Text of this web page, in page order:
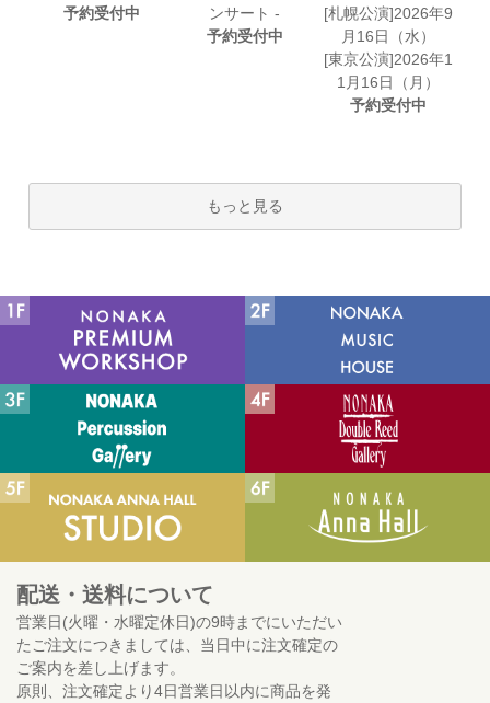
予約受付中
ンサート -
予約受付中
[札幌公演]2026年9
月16日（水）
[東京公演]2026年1
1月16日（月）
予約受付中
もっと見る
配送・送料について
営業日(火曜・水曜定休日)の9時までにいただい
たご注文につきましては、当日中に注文確定の
ご案内を差し上げます。
原則、注文確定より4日営業日以内に商品を発